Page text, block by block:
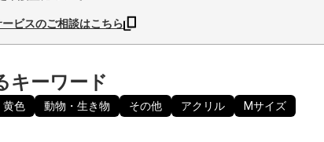
ビスのご相談はこちら
キーワード
黄色 動物・生き物 その他 アクリル Mサイズ